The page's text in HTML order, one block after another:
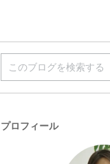
プロフィール